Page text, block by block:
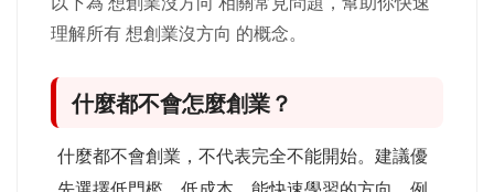
理解所有 想創業沒方向 的概念。
什麼都不會怎麼創業？
什麼都不會創業，不代表完全不能開始。建議優